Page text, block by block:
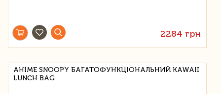
2284 грн
АНІМЕ SNOOPY БАГАТОФУНКЦІОНАЛЬНИЙ KAWAII
LUNCH BAG